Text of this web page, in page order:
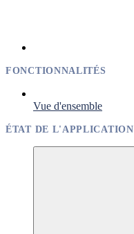
FONCTIONNALITÉS
Vue d'ensemble
ÉTAT DE L'APPLICATION